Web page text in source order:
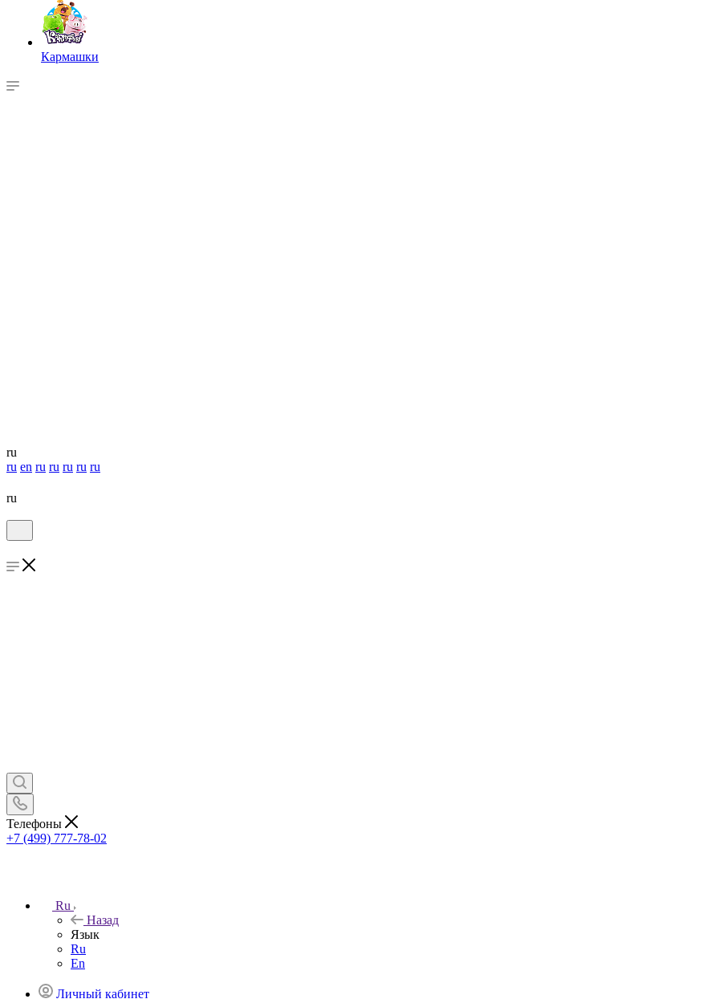
Кармашки
ru
ru en ru ru ru ru ru
ru
Телефоны
+7 (499) 777-78-02
Ru
Назад
Язык
Ru
En
Личный кабинет